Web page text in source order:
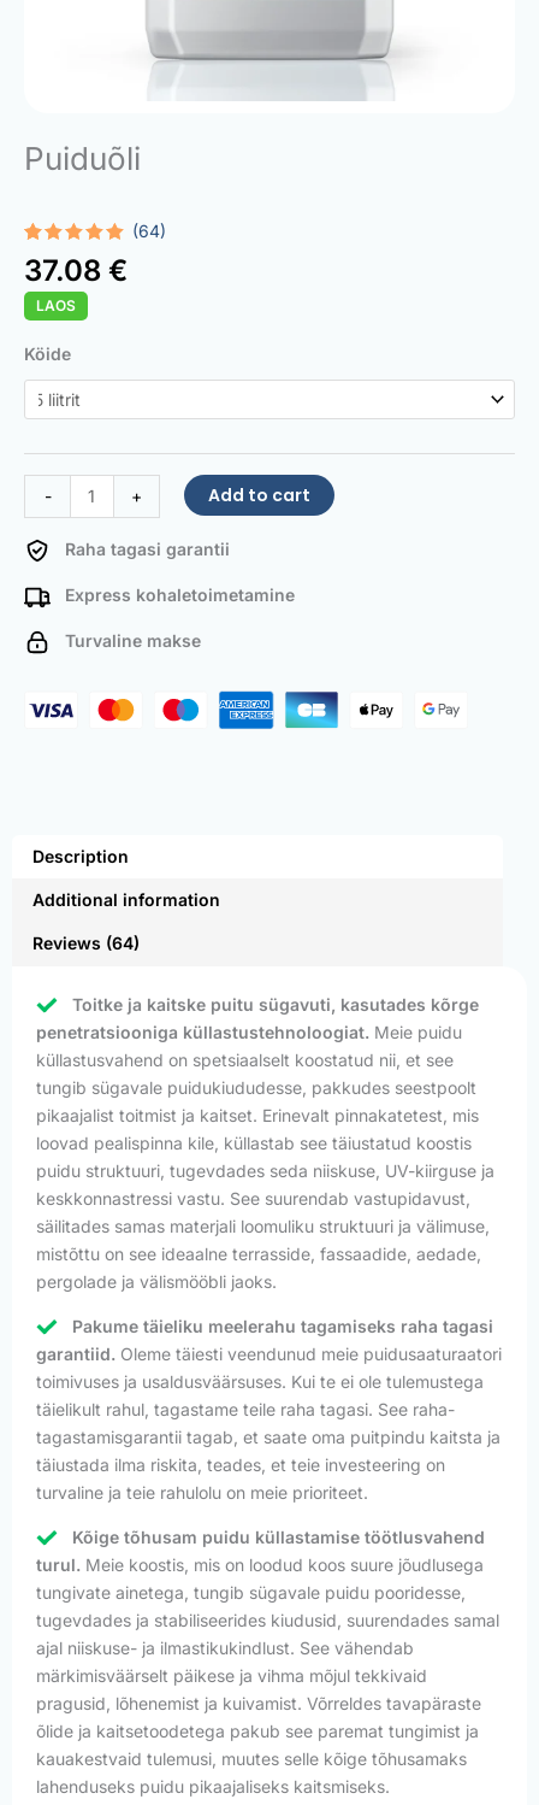
Puiduõli
Rated 4.97
out of 5
based on
64
customer
ratings
(64)
37.08 €
LAOS
Köide
-
Wood
Saturator
quantity
+ Add to cart
Raha tagasi garantii
Express kohaletoimetamine
Turvaline makse
Description
Additional information
Reviews (64)
Toitke ja kaitske puitu sügavuti, kasutades kõrge
penetratsiooniga küllastustehnoloogiat. Meie puidu
küllastusvahend on spetsiaalselt koostatud nii, et see
tungib sügavale puidukiududesse, pakkudes seestpoolt
pikaajalist toitmist ja kaitset. Erinevalt pinnakatetest, mis
loovad pealispinna kile, küllastab see täiustatud koostis
puidu struktuuri, tugevdades seda niiskuse, UV-kiirguse ja
keskkonnastressi vastu. See suurendab vastupidavust,
säilitades samas materjali loomuliku struktuuri ja välimuse,
mistõttu on see ideaalne terrasside, fassaadide, aedade,
pergolade ja välismööbli jaoks.
Pakume täieliku meelerahu tagamiseks raha tagasi
garantiid. Oleme täiesti veendunud meie puidusaaturaatori
toimivuses ja usaldusväärsuses. Kui te ei ole tulemustega
täielikult rahul, tagastame teile raha tagasi. See raha-
tagastamisgarantii tagab, et saate oma puitpindu kaitsta ja
täiustada ilma riskita, teades, et teie investeering on
turvaline ja teie rahulolu on meie prioriteet.
Kõige tõhusam puidu küllastamise töötlusvahend
turul. Meie koostis, mis on loodud koos suure jõudlusega
tungivate ainetega, tungib sügavale puidu pooridesse,
tugevdades ja stabiliseerides kiudusid, suurendades samal
ajal niiskuse- ja ilmastikukindlust. See vähendab
märkimisväärselt päikese ja vihma mõjul tekkivaid
pragusid, lõhenemist ja kuivamist. Võrreldes tavapäraste
õlide ja kaitsetoodetega pakub see paremat tungimist ja
kauakestvaid tulemusi, muutes selle kõige tõhusamaks
lahenduseks puidu pikaajaliseks kaitsmiseks.